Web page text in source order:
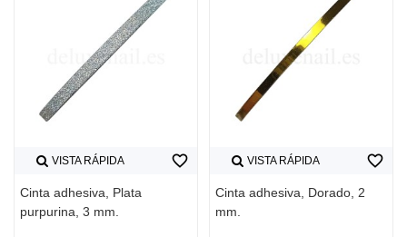
VISTA RÁPIDA
Cinta adhesiva, Plata
purpurina, 3 mm.
favorite_border VISTA RÁPIDA
Cinta adhesiva, Dorado, 2
mm.
favorite_border